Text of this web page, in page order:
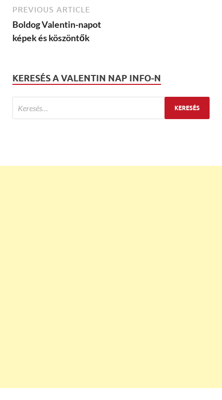
PREVIOUS ARTICLE
Boldog Valentin-napot
képek és köszöntők
KERESÉS A VALENTIN NAP INFO-N